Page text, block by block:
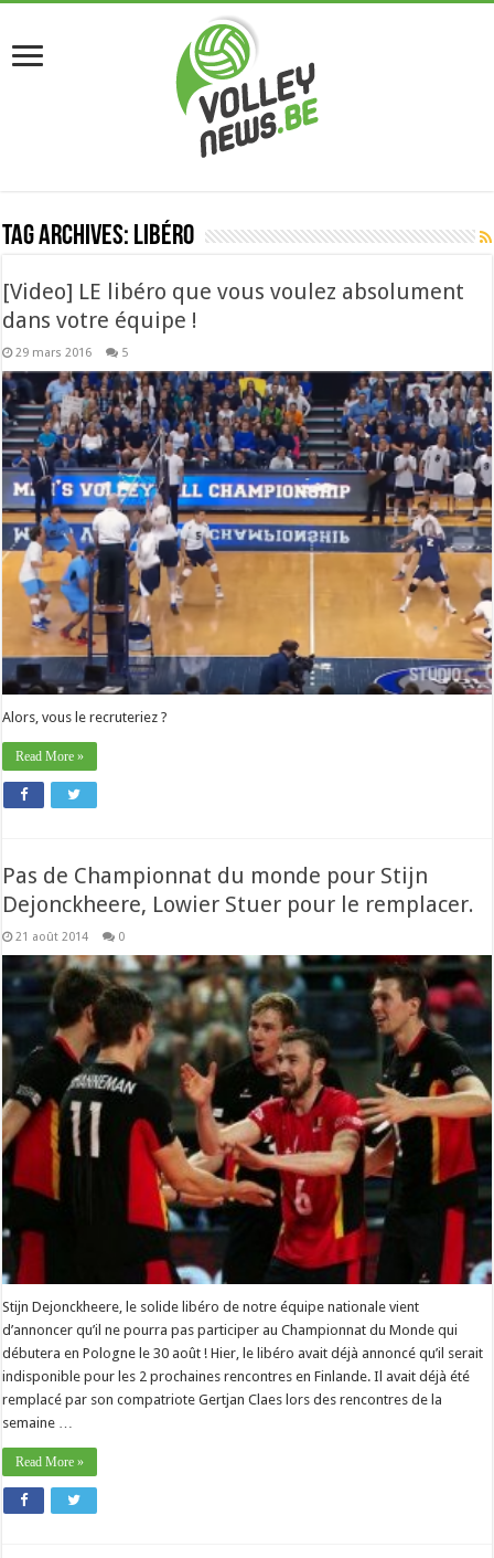
Tag Archives: libéro
[Video] LE libéro que vous voulez absolument
dans votre équipe !
29 mars 2016 5
Alors, vous le recruteriez ?
Read More »
Pas de Championnat du monde pour Stijn
Dejonckheere, Lowier Stuer pour le remplacer.
21 août 2014 0
Stijn Dejonckheere, le solide libéro de notre équipe nationale vient
d’annoncer qu’il ne pourra pas participer au Championnat du Monde qui
débutera en Pologne le 30 août ! Hier, le libéro avait déjà annoncé qu’il serait
indisponible pour les 2 prochaines rencontres en Finlande. Il avait déjà été
remplacé par son compatriote Gertjan Claes lors des rencontres de la
semaine …
Read More »